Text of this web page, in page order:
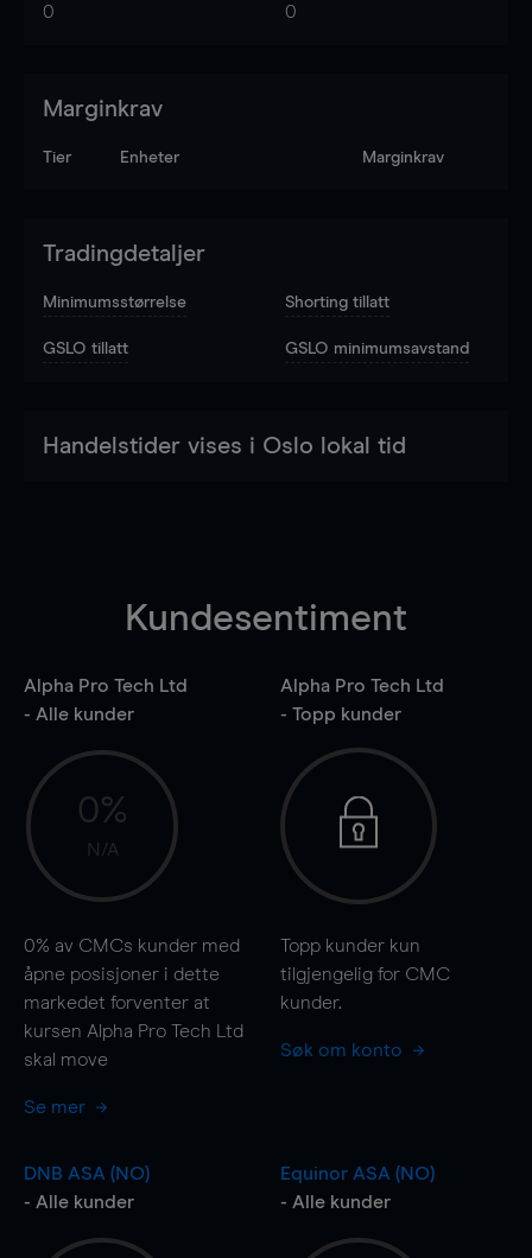
0 0
Marginkrav
Tier Enheter Marginkrav
Tradingdetaljer
Minimumsstørrelse Shorting tillatt
GSLO tillatt GSLO minimumsavstand
Handelstider vises i Oslo lokal tid
Kundesentiment
Alpha Pro Tech Ltd
- Alle kunder
0%
N/A
0% av CMCs kunder med
åpne posisjoner i dette
markedet forventer at
kursen Alpha Pro Tech Ltd
skal move
Se mer
Alpha Pro Tech Ltd
- Topp kunder
Topp kunder kun
tilgjengelig for CMC
kunder.
Søk om konto
DNB ASA (NO)
- Alle kunder
Equinor ASA (NO)
- Alle kunder